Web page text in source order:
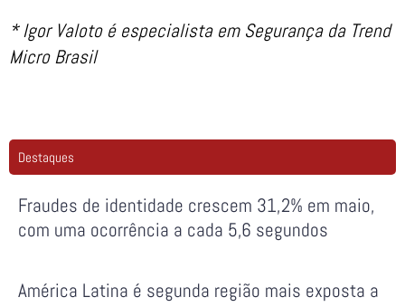
* Igor Valoto é especialista em Segurança da Trend
Micro Brasil
Destaques
Fraudes de identidade crescem 31,2% em maio,
com uma ocorrência a cada 5,6 segundos
América Latina é segunda região mais exposta a